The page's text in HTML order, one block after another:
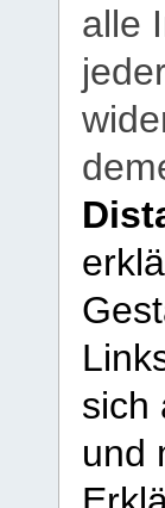
alle
sich
und